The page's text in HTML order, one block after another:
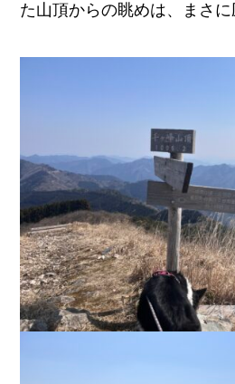
た山頂からの眺めは、まさに